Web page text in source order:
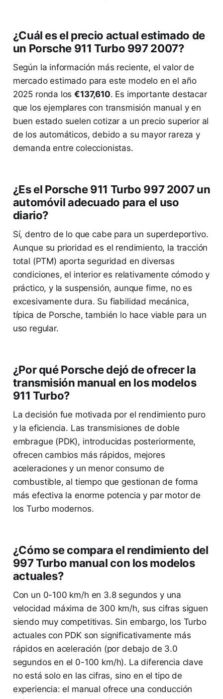
¿Cuál es el precio actual estimado de
un Porsche 911 Turbo 997 2007?
Según la información más reciente, el valor de
mercado estimado para este modelo en el año
2025 ronda los€137,610. Es importante destacar
que los ejemplares con transmisión manual y en
buen estado suelen cotizar a un precio superior al
de los automáticos, debido a su mayor rareza y
demanda entre coleccionistas.
¿Es el Porsche 911 Turbo 997 2007 un
automóvil adecuado para el uso
diario?
Sí, dentro de lo que cabe para un superdeportivo.
Aunque su prioridad es el rendimiento, la tracción
total (PTM) aporta seguridad en diversas
condiciones, el interior es relativamente cómodo y
práctico, y la suspensión, aunque firme, no es
excesivamente dura. Su fiabilidad mecánica,
típica de Porsche, también lo hace viable para un
uso regular.
¿Por qué Porsche dejó de ofrecer la
transmisión manual en los modelos
911 Turbo?
La decisión fue motivada por el rendimiento puro
y la eficiencia. Las transmisiones de doble
embrague (PDK), introducidas posteriormente,
ofrecen cambios más rápidos, mejores
aceleraciones y un menor consumo de
combustible, al tiempo que gestionan de forma
más efectiva la enorme potencia y par motor de
los Turbo modernos.
¿Cómo se compara el rendimiento del
997 Turbo manual con los modelos
actuales?
Con un 0-100 km/h en 3.8 segundos y una
velocidad máxima de 300 km/h, sus cifras siguen
siendo muy competitivas. Sin embargo, los Turbo
actuales con PDK son significativamente más
rápidos en aceleración (por debajo de 3.0
segundos en el 0-100 km/h). La diferencia clave
no está solo en las cifras, sino en el tipo de
experiencia: el manual ofrece una conducción